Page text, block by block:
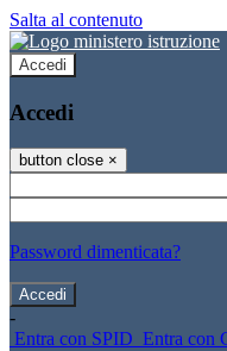
Salta al contenuto
Accedi
Accedi
button close ×
Password dimenticata?
-
Entra con SPID Entra con